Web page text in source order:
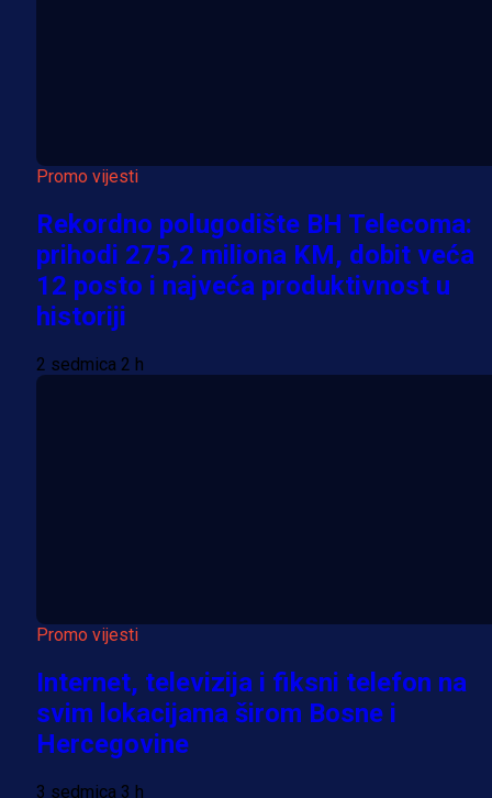
Promo vijesti
Rekordno polugodište BH Telecoma:
prihodi 275,2 miliona KM, dobit veća
12 posto i najveća produktivnost u
historiji
2 sedmica 2 h
Promo vijesti
Internet, televizija i fiksni telefon na
svim lokacijama širom Bosne i
Hercegovine
3 sedmica 3 h